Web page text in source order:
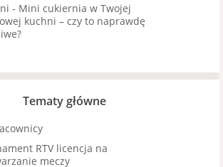
- Mini cukiernia w Twojej
kuchni – czy to naprawdę
Tematy główne
RTV licencja na
meczy